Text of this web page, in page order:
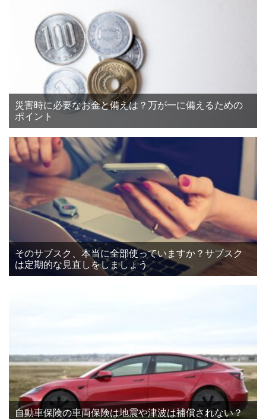
災害時に必要なお金と備えは？万が一に備えるための
ポイント
そのサブスク、本当に全部使っていますか？サブスク
は定期的な見直しをしましょう
自動車保険の車両保険は地震や津波は補償されない？